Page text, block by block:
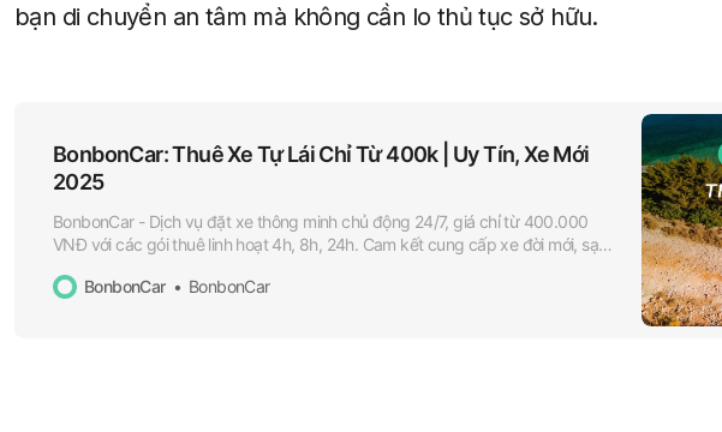
bạn di chuyển an tâm mà không cần lo thủ tục sở hữu.
BonbonCar: Thuê Xe Tự Lái Chỉ Từ 400k | Uy Tín, Xe Mới
2025
BonbonCar - Dịch vụ đặt xe thông minh chủ động 24/7, giá chỉ từ 400.000
VNĐ với các gói thuê linh hoạt 4h, 8h, 24h. Cam kết cung cấp xe đời mới, sạch
BonbonCar
BonbonCar